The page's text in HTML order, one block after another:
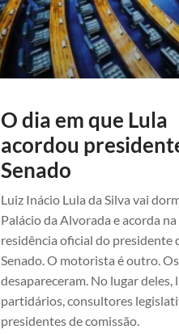
O dia em que Lula
acordou
Senado
Luiz Inácio Lula da Silva vai
Palácio da Alvorada e acorda na
residência oficial do presidente
Senado. O motorista é outro.
desapareceram. No lugar deles,
partidários, consultores
presidentes de comissão.